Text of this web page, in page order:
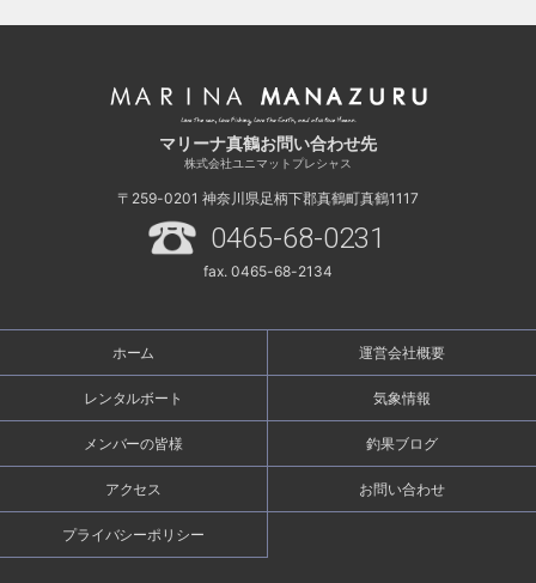
マリーナ真鶴お問い合わせ先
株式会社ユニマットプレシャス
〒259-0201 神奈川県足柄下郡真鶴町真鶴1117
0465-68-0231
fax. 0465-68-2134
ホーム 運営会社概要
レンタルボート 気象情報
メンバーの皆様 釣果ブログ
アクセス お問い合わせ
プライバシーポリシー